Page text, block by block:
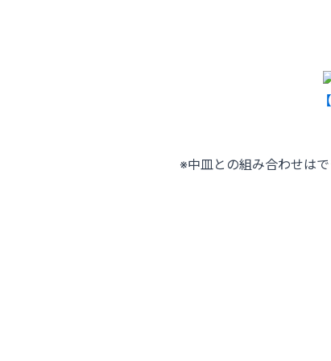
※中皿との組み合わせは